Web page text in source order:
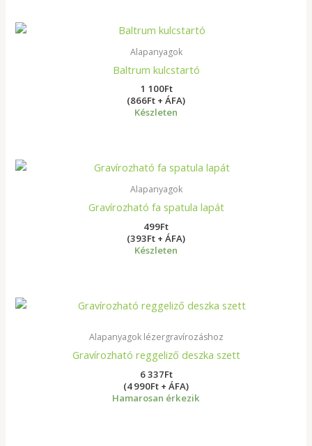
Alapanyagok
Baltrum kulcstartó
1 100Ft
(866Ft + ÁFA)
Készleten
Alapanyagok
Gravírozható fa spatula lapát
499Ft
(393Ft + ÁFA)
Készleten
Alapanyagok lézergravírozáshoz
Gravírozható reggeliző deszka szett
6 337Ft
(4 990Ft + ÁFA)
Hamarosan érkezik